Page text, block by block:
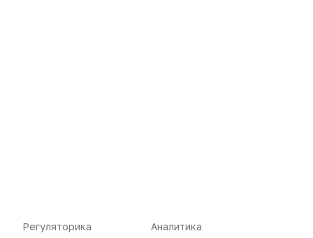
Документы Реклама в газете
Регуляторика
Аналитика